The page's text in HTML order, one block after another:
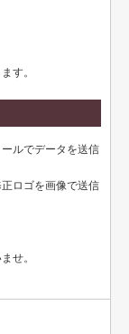
す。
ルでデータを送信
ロゴを画像で送信
せ。